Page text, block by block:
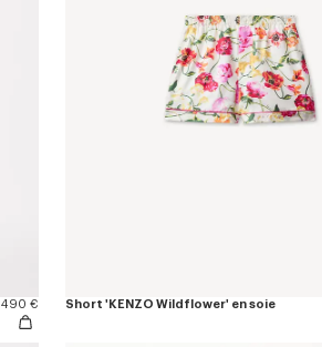
490 € Short 'KENZO Wildflower' en soie